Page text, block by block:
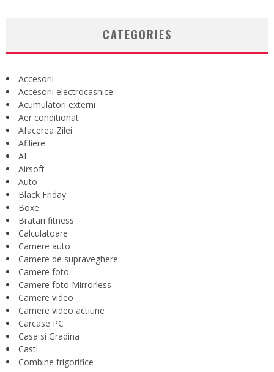
CATEGORIES
Accesorii
Accesorii electrocasnice
Acumulatori externi
Aer conditionat
Afacerea Zilei
Afiliere
AI
Airsoft
Auto
Black Friday
Boxe
Bratari fitness
Calculatoare
Camere auto
Camere de supraveghere
Camere foto
Camere foto Mirrorless
Camere video
Camere video actiune
Carcase PC
Casa si Gradina
Casti
Combine frigorifice